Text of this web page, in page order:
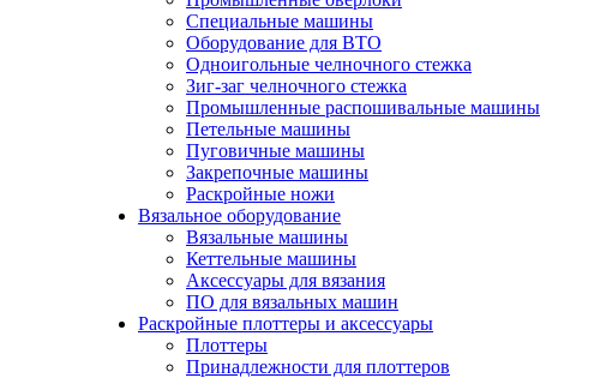
Специальные машины
Оборудование для ВТО
Одноигольные челночного стежка
Зиг-заг челночного стежка
Промышленные распошивальные машины
Петельные машины
Пуговичные машины
Закрепочные машины
Раскройные ножи
Вязальное оборудование
Вязальные машины
Кеттельные машины
Аксессуары для вязания
ПО для вязальных машин
Раскройные плоттеры и аксессуары
Плоттеры
Принадлежности для плоттеров